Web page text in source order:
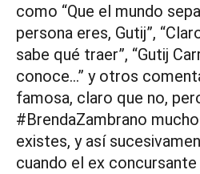
como “Que el mundo
persona eres, Gutij”,
sabe qué traer”, “Gutij
conoce…” y otros
famosa, claro que no,
#BrendaZambrano
existes, y así
cuando el ex